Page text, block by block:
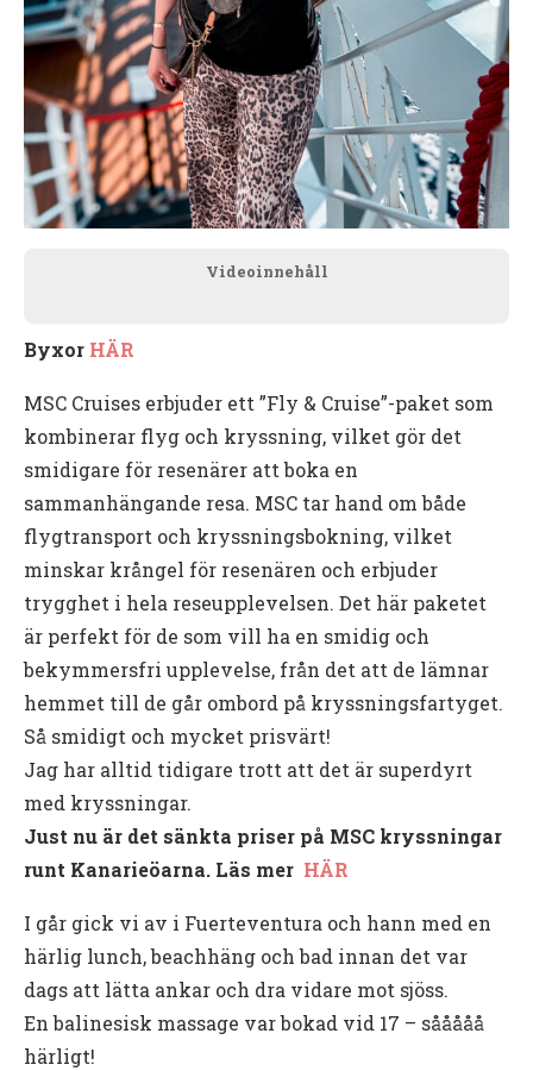
Videoinnehåll
Byxor HÄR
MSC Cruises erbjuder ett ”Fly & Cruise”-paket som
kombinerar flyg och kryssning, vilket gör det
smidigare för resenärer att boka en
sammanhängande resa. MSC tar hand om både
flygtransport och kryssningsbokning, vilket
minskar krångel för resenären och erbjuder
trygghet i hela reseupplevelsen. Det här paketet
är perfekt för de som vill ha en smidig och
bekymmersfri upplevelse, från det att de lämnar
hemmet till de går ombord på kryssningsfartyget.
Så smidigt och mycket prisvärt!
Jag har alltid tidigare trott att det är superdyrt
med kryssningar.
Just nu är det sänkta priser på MSC kryssningar
runt Kanarieöarna. Läs mer HÄR
I går gick vi av i Fuerteventura och hann med en
härlig lunch, beachhäng och bad innan det var
dags att lätta ankar och dra vidare mot sjöss.
En balinesisk massage var bokad vid 17 – sååååå
härligt!